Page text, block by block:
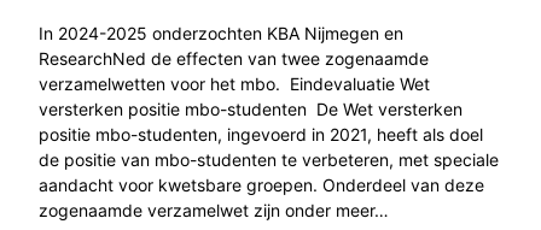
In 2024-2025 onderzochten KBA Nijmegen en
ResearchNed de effecten van twee zogenaamde
verzamelwetten voor het mbo. Eindevaluatie Wet
versterken positie mbo-studenten De Wet versterken
positie mbo-studenten, ingevoerd in 2021, heeft als doel
de positie van mbo-studenten te verbeteren, met speciale
aandacht voor kwetsbare groepen. Onderdeel van deze
zogenaamde verzamelwet zijn onder meer…